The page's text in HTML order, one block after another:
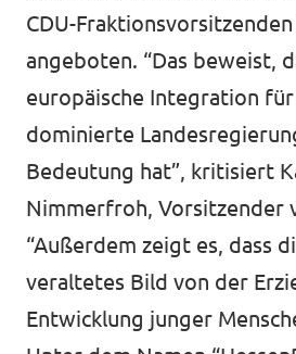
CDU-Fraktionsvorsitzenden
angeboten. “Das beweist,
europäische Integration für
dominierte
Bedeutung hat”, kritisiert
Nimmerfroh, Vorsitzender
“Außerdem zeigt es, dass
veraltetes Bild von der
Entwicklung junger